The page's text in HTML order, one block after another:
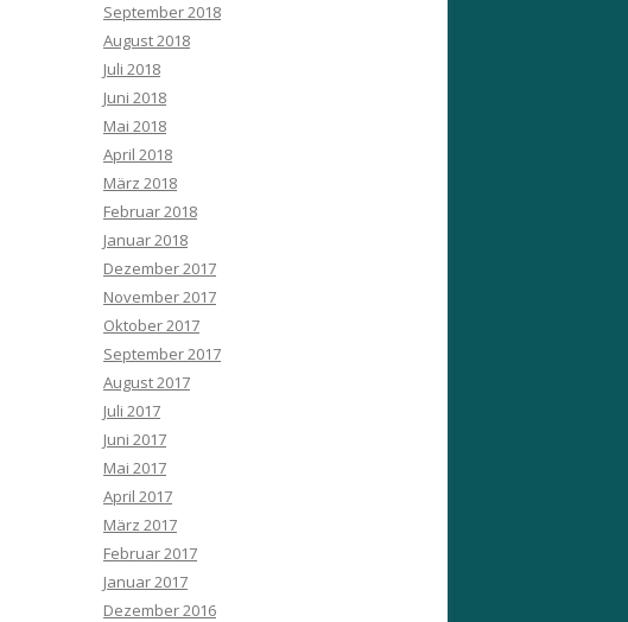
September 2018
August 2018
Juli 2018
Juni 2018
Mai 2018
April 2018
März 2018
Februar 2018
Januar 2018
Dezember 2017
November 2017
Oktober 2017
September 2017
August 2017
Juli 2017
Juni 2017
Mai 2017
April 2017
März 2017
Februar 2017
Januar 2017
Dezember 2016